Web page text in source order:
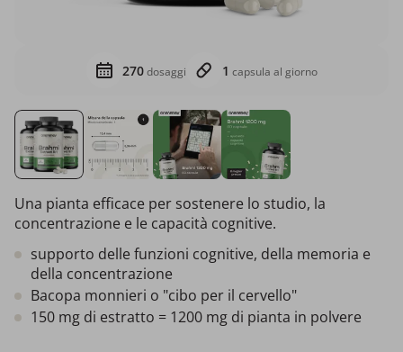
270dosaggi 1 capsula al giorno
Una pianta efficace per sostenere lo studio, la
concentrazione e le capacità cognitive.
supporto delle funzioni cognitive, della memoria e
della concentrazione
Bacopa monnieri o "cibo per il cervello"
150 mg di estratto = 1200 mg di pianta in polvere